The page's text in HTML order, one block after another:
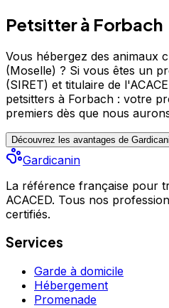
Petsitter à Forbach
Vous hébergez des animaux
(Moselle) ? Si vous êtes un
(SIRET) et titulaire de
petsitters à Forbach : votre
premiers dès que nous
Découvrez les avantages de
Gardicanin
La référence française pour
ACACED. Tous nos
certifiés.
Services
Garde à domicile
Hébergement
Promenade